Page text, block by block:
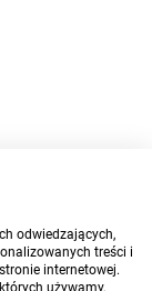
odwiedzających,
treści i
internetowej.
używamy,